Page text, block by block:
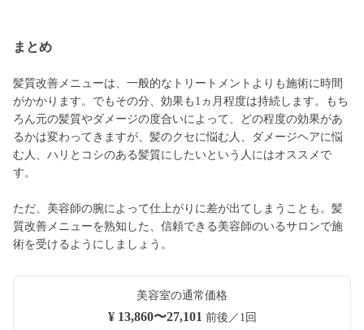
まとめ
髪質改善メニューは、一般的なトリートメントよりも施術に時間
がかかります。でもその分、効果も1ヵ月程度は持続します。もち
ろん元の髪質やダメージの度合いによって、どの程度の効果があ
るかは変わってきますが、髪のクセに悩む人、ダメージヘアに悩
む人、ハリとコシのある髪質にしたいという人にはオススメで
す。
ただ、美容師の腕によって仕上がりに差が出てしまうことも。髪
質改善メニューを熟知した、信頼できる美容師のいるサロンで施
術を受けるようにしましょう。
美容室の通常価格
¥ 13,860〜27,101 前後／1回